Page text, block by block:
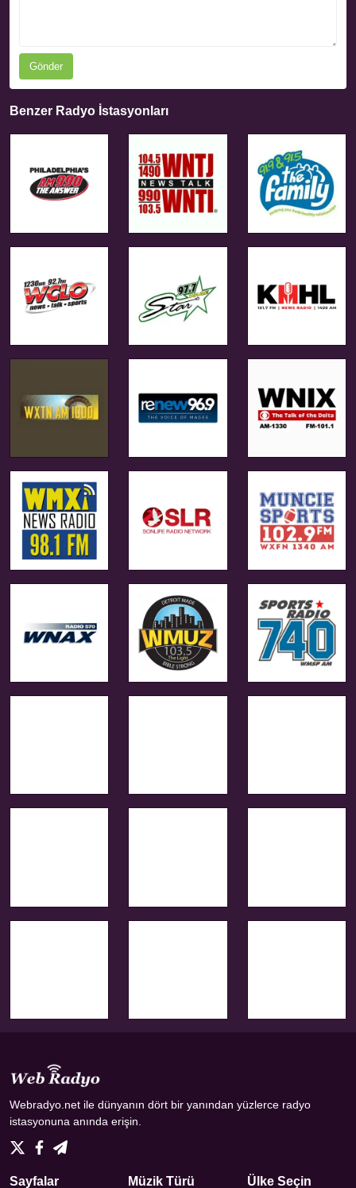
Gönder
Benzer Radyo İstasyonları
Webradyo.net ile dünyanın dört bir yanından yüzlerce radyo
istasyonuna anında erişin.
Sayfalar Müzik Türü Ülke Seçin